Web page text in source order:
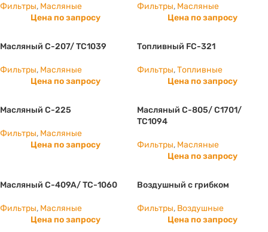
Фильтры, Масляные
Цена по запросу
Фильтры, Масляные
Цена по запросу
Масляный C-207/ ТС1039
Фильтры, Масляные
Цена по запросу
Топливный FC-321
Фильтры,Топливные
Цена по запросу
Масляный C-225
Фильтры, Масляные
Цена по запросу
Масляный C-805/ С1701/
ТС1094
Фильтры, Масляные
Цена по запросу
Масляный C-409A/ TC-1060
Фильтры, Масляные
Цена по запросу
Воздушный с грибком
Фильтры, Воздушные
Цена по запросу